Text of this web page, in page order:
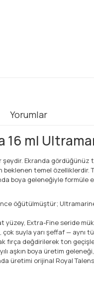
Yorumlar
ml
Ekranda
temel
boya geleneğiyle formüle
öğütülmüştür;
yüzey, Extra-Fine seride
suyla yarı şeffaf — aynı
fırça değdirilerek ton
aşkın boya üretim
üretimi orijinal Royal